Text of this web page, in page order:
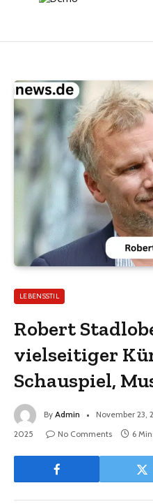
LEBENSSTIL
Robert
vielseitiger
Schauspiel,
By Admin November 23,
2025
No Comments 6